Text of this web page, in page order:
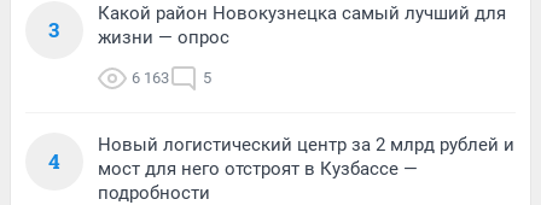
3
Какой район Новокузнецка самый лучший для
жизни — опрос
6 163 5
4
Новый логистический центр за 2 млрд рублей и
мост для него отстроят в Кузбассе —
подробности